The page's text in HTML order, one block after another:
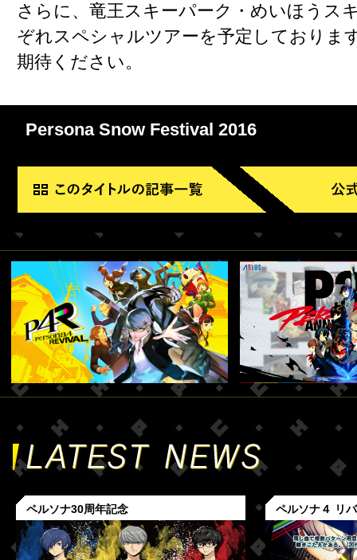
さらに、竜王スキーパーク・めいほうス
ぞれスペシャルツアーを予定しておりま
期待ください。
Persona Snow Festival 2016
ペルソナ30周年記念 ペルソナ４ リ